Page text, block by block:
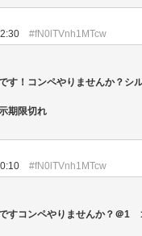
#fN0lTVnh1MTcw
す！コンペやりませんか？シ
期限切れ
#fN0lTVnh1MTcw
すコンペやりませんか？＠1